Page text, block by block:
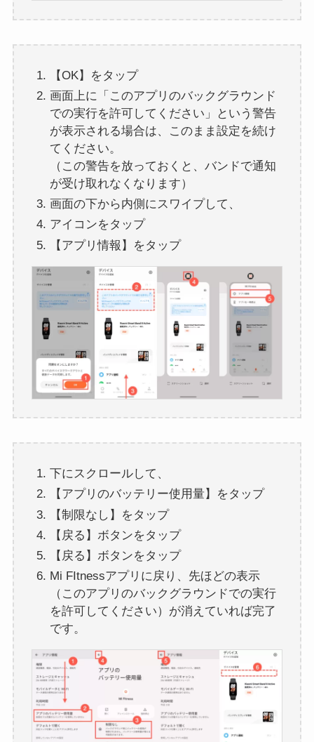
【OK】をタップ
画面上に「このアプリのバックグラウンド
での実行を許可してください」という警告
が表示される場合は、このまま設定を続け
てください。
（この警告を放っておくと、バンドで通知
が受け取れなくなります）
画面の下から内側にスワイプして、
アイコンをタップ
【アプリ情報】をタップ
下にスクロールして、
【アプリのバッテリー使用量】をタップ
【制限なし】をタップ
【戻る】ボタンをタップ
【戻る】ボタンをタップ
Mi FItnessアプリに戻り、先ほどの表示
（このアプリのバックグラウンドでの実行
を許可してください）が消えていれば完了
です。